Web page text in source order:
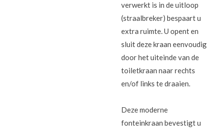
verwerkt is in de uitloop
(straalbreker) bespaart u
extra ruimte. U opent en
sluit deze kraan eenvoudig
door het uiteinde van de
toiletkraan naar rechts
en/of links te draaien.
Deze moderne
fonteinkraan bevestigt u